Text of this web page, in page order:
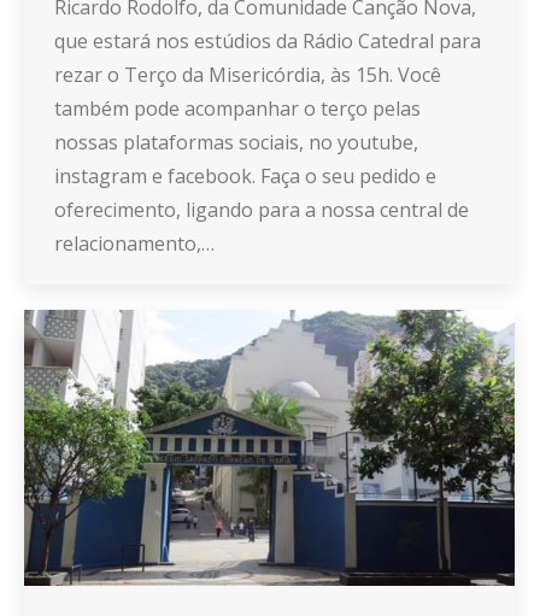
Ricardo Rodolfo, da Comunidade Canção Nova,
que estará nos estúdios da Rádio Catedral para
rezar o Terço da Misericórdia, às 15h. Você
também pode acompanhar o terço pelas
nossas plataformas sociais, no youtube,
instagram e facebook. Faça o seu pedido e
oferecimento, ligando para a nossa central de
relacionamento,…